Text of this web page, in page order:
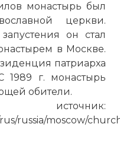
монастырь был
церкви.
он стал
в Москве.
патриарха
г. монастырь
обители.
russia/moscow/